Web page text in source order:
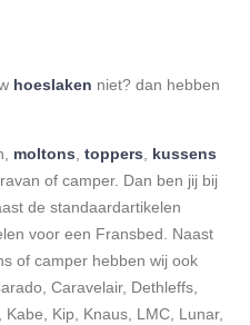
hoeslaken niet? dan hebben
moltons toppers
kussens
of camper. Dan ben jij bij
de standaardartikelen
voor een Fransbed. Naast
of camper hebben wij ook
Caravelair, Dethleffs,
Kip, Knaus, LMC, Lunar,